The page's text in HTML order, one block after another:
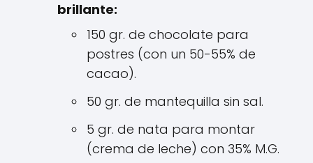
brillante:
150 gr. de chocolate para
postres (con un 50-55% de
cacao).
50 gr. de mantequilla sin sal.
5 gr. de nata para montar
(crema de leche) con 35% M.G.